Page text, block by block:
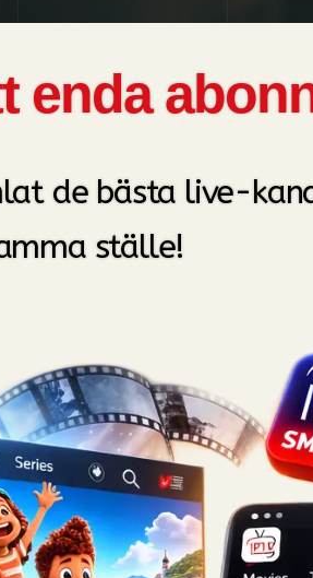
enda
de bästa live-
ställe!